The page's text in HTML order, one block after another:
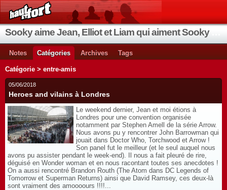
Notes Catégories Archives Tags
Catégorie > entre-amis
05/06/2018
Heroes and vilains à Londres
Le weekend dernier, Jean et moi étions à
Londres pour une convention organisée
notamment par Stephen Amell de la série Arrow.
Nous avons pu y rencontrer John Barrowman qui
jouait dans Doctor Who, Torchwood et Arrow !
Son panel fut le meilleur (et le seul auquel nous
avons pu assister pendant le week-end). Il nous a fait pleuré de rire,
déguisé en Wonder woman et en nous racontant toutes ses anecdotes !
On a aussi rencontré Brandon Routh (The Atom dans DC Legends of
Tomorrow et Superman Returns) ainsi que David Ramsey, ces deux-là
sont vraiment des amoooours !!!!...